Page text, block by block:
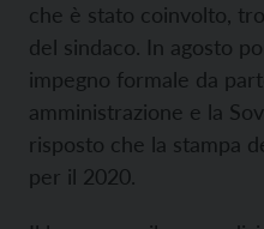
che è stato coinvolto,
del sindaco. In agosto
impegno formale da
amministrazione e la
risposto che la stampa
per il 2020.